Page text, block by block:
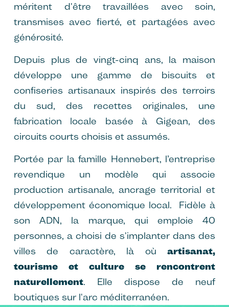
méritent d'être travaillées avec soin,
transmises avec fierté, et partagées avec
générosité.
Depuis plus de vingt-cinq ans, la maison
développe une gamme de biscuits et
confiseries artisanaux inspirés des terroirs
du sud, des recettes originales, une
fabrication locale basée à Gigean, des
circuits courts choisis et assumés.
Portée par la famille Hennebert, l’entreprise
revendique un modèle qui associe
production artisanale, ancrage territorial et
développement économique local. Fidèle à
son ADN, la marque, qui emploie 40
personnes, a choisi de s'implanter dans des
villes de caractère, là où artisanat,
tourisme et culture se rencontrent
naturellement. Elle dispose de neuf
boutiques sur l'arc méditerranéen.